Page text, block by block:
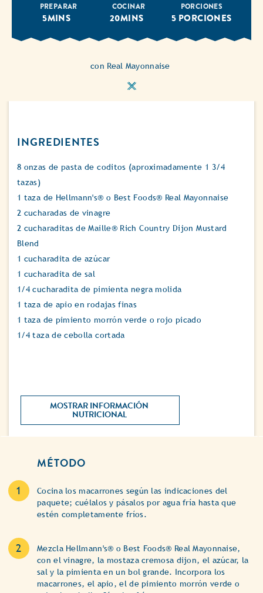
PREPARAR
5MINS
COCINAR
20MINS
PORCIONES
5 PORCIONES
con Real Mayonnaise
INGREDIENTES
8 onzas de pasta de coditos (aproximadamente 1 3/4
tazas)
1 taza de Hellmann's® o Best Foods® Real Mayonnaise
2 cucharadas de vinagre
2 cucharaditas de Maille® Rich Country Dijon Mustard
Blend
1 cucharadita de azúcar
1 cucharadita de sal
1/4 cucharadita de pimienta negra molida
1 taza de apio en rodajas finas
1 taza de pimiento morrón verde o rojo picado
1/4 taza de cebolla cortada
MOSTRAR INFORMACIÓN
NUTRICIONAL
MÉTODO
Cocina los macarrones según las indicaciones del
paquete; cuélalos y pásalos por agua fría hasta que
estén completamente fríos.
Mezcla Hellmann's® o Best Foods® Real Mayonnaise,
con el vinagre, la mostaza cremosa dijon, el azúcar, la
sal y la pimienta en un bol grande. Incorpora los
macarrones, el apio, el de pimiento morrón verde o